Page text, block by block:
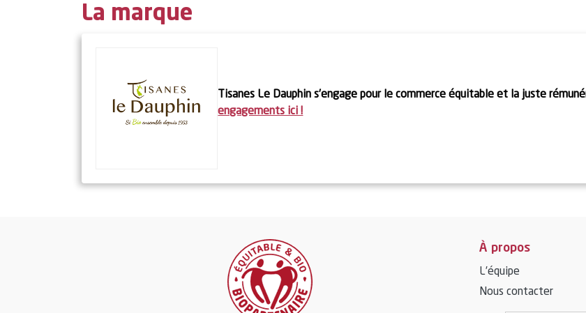
La marque
Tisanes Le Dauphin s’engage pour le commerce équitable et la juste
engagements ici !
À propos
L’équipe
Nous contacter